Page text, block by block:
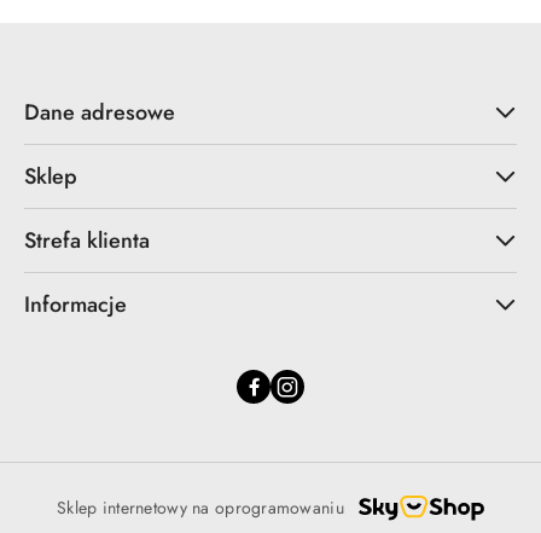
Dane adresowe
Sklep
Strefa klienta
Informacje
Sklep internetowy na oprogramowaniu